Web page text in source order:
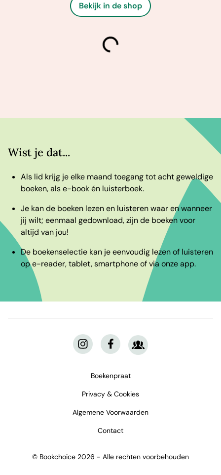
Bekijk in de shop
laden
Wist je dat...
Als lid krijg je elke maand toegang tot acht geweldige
boeken, als e-book én luisterboek.
Je kan de boeken lezen en luisteren waar en wanneer
jij wilt; eenmaal gedownload, zijn de boeken voor
altijd van jou!
De boekenselectie kan je eenvoudig lezen of luisteren
op e-reader, tablet, smartphone of via onze app.
Boekenpraat
Privacy & Cookies
Algemene Voorwaarden
Contact
© Bookchoice 2026 - Alle rechten voorbehouden